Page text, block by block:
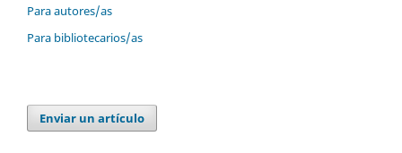
Para autores/as
Para bibliotecarios/as
Enviar un artículo